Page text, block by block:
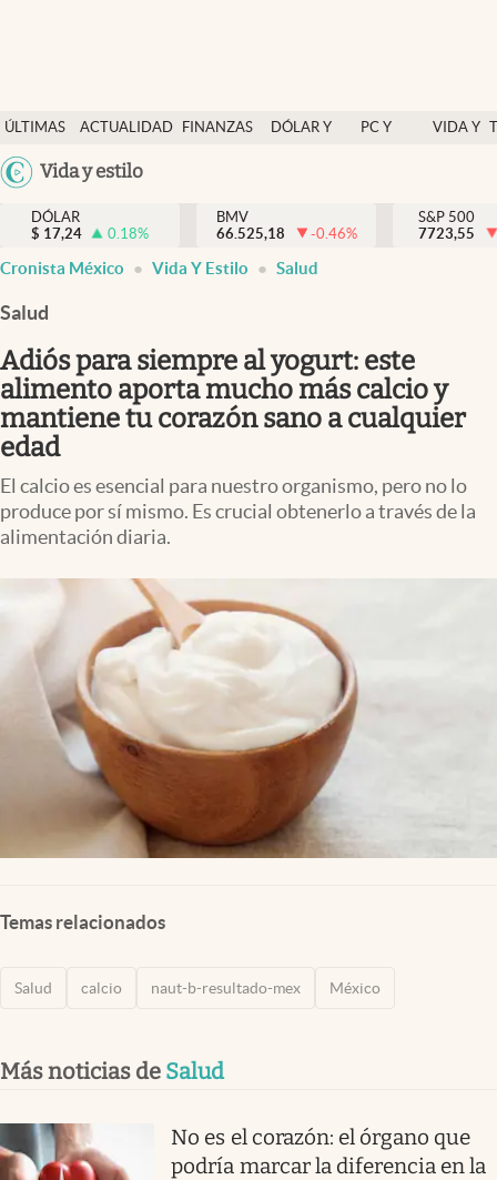
ÚLTIMAS
NOTICIAS
ACTUALIDAD
FINANZAS
DÓLAR Y
PC Y
VIDA Y
México
Vida y estilo
Actualidad
Finanzas y economía
Dólar y mercados
Pc y celular
Vida y estilo
Clima
abre en nueva pestaña
México
DÓLAR
$ 17,24 0.18%
BMV
66.525,18
-0.46%
S&P 500
7723,55
Cronista México Vida Y Estilo Salud
Salud
Adiós para siempre al yogurt: este
alimento aporta mucho más calcio y
mantiene tu corazón sano a cualquier
edad
El calcio es esencial para nuestro organismo, pero no lo
produce por sí mismo. Es crucial obtenerlo a través de la
alimentación diaria.
Temas relacionados
Salud calcio naut-b-resultado-mex México
Más noticias de Salud
No es el corazón: el órgano que
podría marcar la diferencia en la